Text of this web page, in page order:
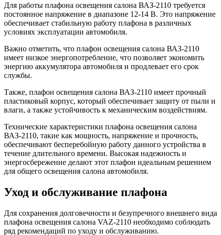
Для работы плафона освещения салона ВАЗ-2110 требуется
постоянное напряжение в диапазоне 12-14 В. Это напряжение
обеспечивает стабильную работу плафона в различных
условиях эксплуатации автомобиля.
Важно отметить, что плафон освещения салона ВАЗ-2110
имеет низкое энергопотребление, что позволяет экономить
энергию аккумулятора автомобиля и продлевает его срок
службы.
Также, плафон освещения салона ВАЗ-2110 имеет прочный
пластиковый корпус, который обеспечивает защиту от пыли и
влаги, а также устойчивость к механическим воздействиям.
Технические характеристики плафона освещения салона
ВАЗ-2110, такие как мощность, напряжение и прочность,
обеспечивают бесперебойную работу данного устройства в
течение длительного времени. Высокая надежность и
энергосбережение делают этот плафон идеальным решением
для общего освещения салона автомобиля.
Уход и обслуживание плафона
Для сохранения долговечности и безупречного внешнего вида
плафона освещения салона VAZ-2110 необходимо соблюдать
ряд рекомендаций по уходу и обслуживанию.